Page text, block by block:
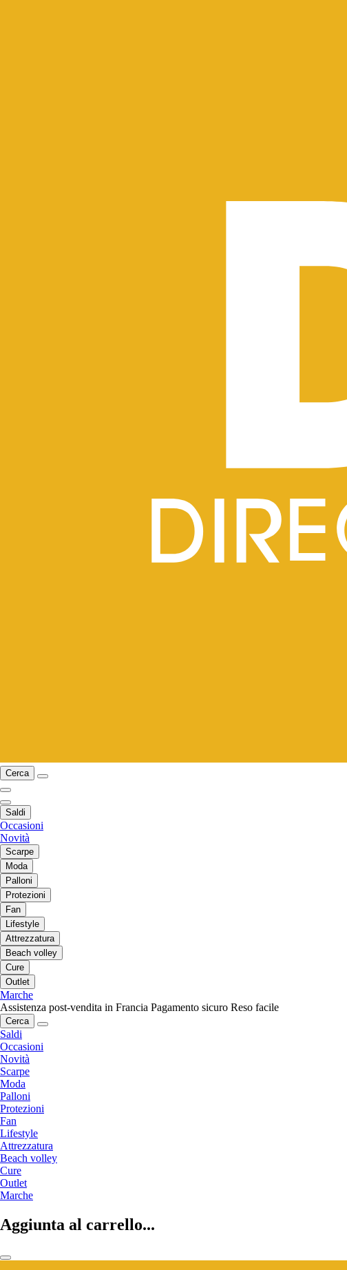
Cerca
Saldi
Occasioni
Novità
Scarpe
Moda
Palloni
Protezioni
Fan
Lifestyle
Attrezzatura
Beach volley
Cure
Outlet
Marche
Assistenza post-vendita in Francia Pagamento sicuro Reso facile
Cerca
Saldi
Occasioni
Novità
Scarpe
Moda
Palloni
Protezioni
Fan
Lifestyle
Attrezzatura
Beach volley
Cure
Outlet
Marche
Aggiunta al carrello...